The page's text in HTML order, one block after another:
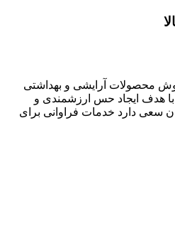
محصولات آرایشی و بهداشتی
هدف ایجاد حس ارزشمندی و
سعی دارد خدمات فراوانی برای